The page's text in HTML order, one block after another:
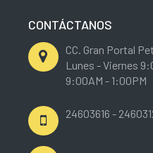
CONTÁCTANOS
CC. Gran Portal
Lunes - Viernes
9:00AM - 1:00PM
24603616 -